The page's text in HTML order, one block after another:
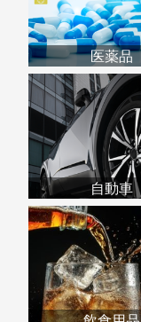
医薬品
自動車